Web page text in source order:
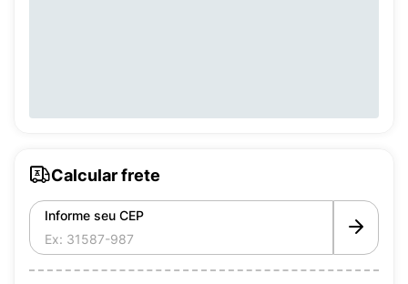
Calcular frete
Informe seu CEP